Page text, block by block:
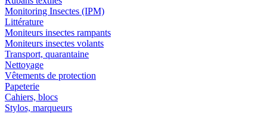
Monitoring Insectes (IPM)
Littérature
Moniteurs insectes rampants
Moniteurs insectes volants
Transport, quarantaine
Nettoyage
Vêtements de protection
Papeterie
Cahiers, blocs
Stylos, marqueurs